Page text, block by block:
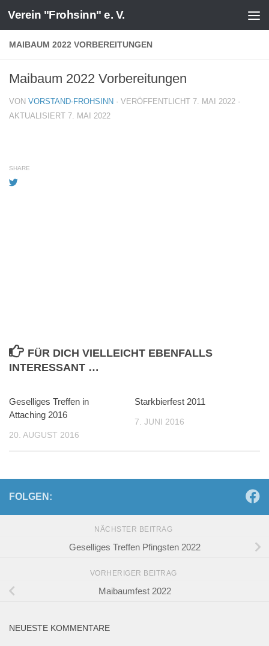
Zum Inhalt springen
Verein "Frohsinn" e. V.
MAIBAUM 2022 VORBEREITUNGEN
Maibaum 2022 Vorbereitungen
VON VORSTAND-FROHSINN · VERÖFFENTLICHT 7. MAI 2022 ·
AKTUALISIERT 7. MAI 2022
SHARE
FÜR DICH VIELLEICHT EBENFALLS
INTERESSANT …
Geselliges Treffen in
Attaching 2016
20. AUGUST 2016
Starkbierfest 2011
7. JUNI 2016
FOLGEN:
NÄCHSTER BEITRAG
Geselliges Treffen Pfingsten 2022
VORHERIGER BEITRAG
Maibaumfest 2022
NEUESTE KOMMENTARE